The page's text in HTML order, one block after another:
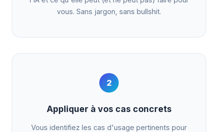
vous. Sans jargon, sans bullshit.
2
Appliquer à vos cas concrets
Vous identifiez les cas d'usage pertinents pour